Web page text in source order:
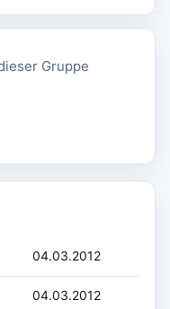
Gruppe
04.03.2012
04.03.2012